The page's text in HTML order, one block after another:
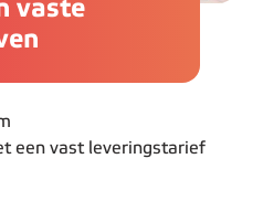
vaste
een vast leveringstarief